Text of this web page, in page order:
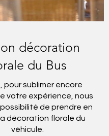
décoration
du Bus
pour sublimer encore
votre expérience, nous
de prendre en
décoration florale du
véhicule.